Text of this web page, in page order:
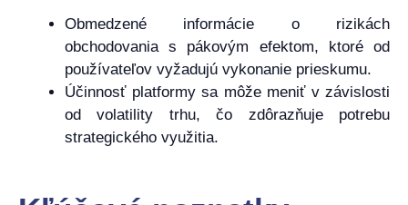
Obmedzené informácie o rizikách
obchodovania s pákovým efektom, ktoré od
používateľov vyžadujú vykonanie prieskumu.
Účinnosť platformy sa môže meniť v závislosti
od volatility trhu, čo zdôrazňuje potrebu
strategického využitia.